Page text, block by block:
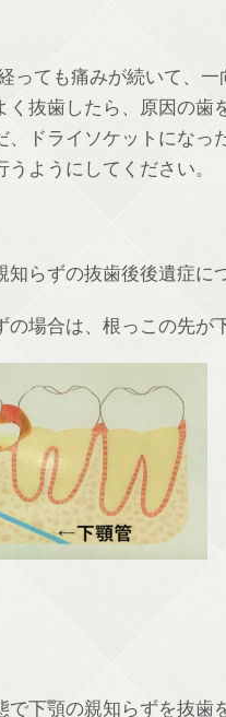
っても痛みが続いて、
く抜歯したら、原因の
、ドライソケットになっ
ようにしてください。
知らずの抜歯後後遺症に
の場合は、根っこの先が
で下顎の親知らずを抜